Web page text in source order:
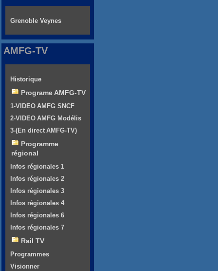
Grenoble Veynes
AMFG-TV
Historique
Programe AMFG-TV
1-VIDEO AMFG SNCF
2-VIDEO AMFG Modélis
3-(En direct AMFG-TV)
Programme
régional
Infos régionales 1
Infos régionales 2
Infos régionales 3
Infos régionales 4
Infos régionales 6
Infos régionales 7
Rail TV
Programmes
Visionner